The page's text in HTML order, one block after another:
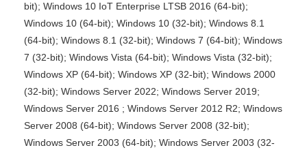
bit); Windows 10 IoT Enterprise LTSB 2016 (64-bit);
Windows 10 (64-bit); Windows 10 (32-bit); Windows 8.1
(64-bit); Windows 8.1 (32-bit); Windows 7 (64-bit); Windows
7 (32-bit); Windows Vista (64-bit); Windows Vista (32-bit);
Windows XP (64-bit); Windows XP (32-bit); Windows 2000
(32-bit); Windows Server 2022; Windows Server 2019;
Windows Server 2016 ; Windows Server 2012 R2; Windows
Server 2008 (64-bit); Windows Server 2008 (32-bit);
Windows Server 2003 (64-bit); Windows Server 2003 (32-